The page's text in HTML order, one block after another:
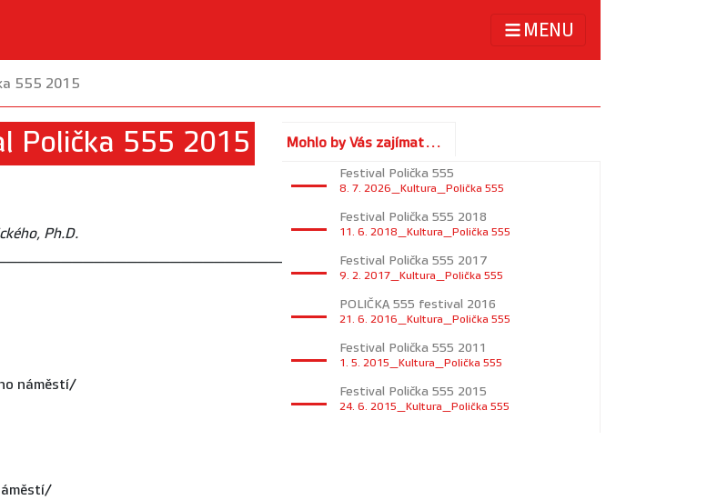
MENU
555 2015
Polička 555 2015
Ph.D.
náměstí/
Mohlo by Vás zajímat...
Festival Polička 555
8. 7. 2026_Kultura_Polička 555
Festival Polička 555 2018
11. 6. 2018_Kultura_Polička 555
Festival Polička 555 2017
9. 2. 2017_Kultura_Polička 555
POLIČKA 555 festival 2016
21. 6. 2016_Kultura_Polička 555
Festival Polička 555 2011
1. 5. 2015_Kultura_Polička 555
Festival Polička 555 2015
24. 6. 2015_Kultura_Polička 555